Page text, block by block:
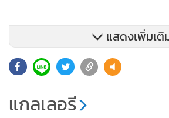
แสดงเพิ่มเติ
แกลเลอรี